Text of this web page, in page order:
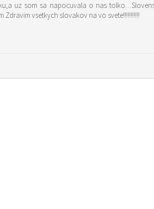
uz som sa napocuvala o nas
vsetkych slovakov na vo svete!!!!!!!!!!!